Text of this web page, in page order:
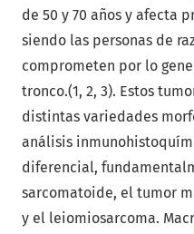
de 50 y 70 años y afecta
siendo las personas de
comprometen por lo
tronco.(1, 2, 3). Estos
distintas variedades
análisis
diferencial,
sarcomatoide, el tumor
y el leiomiosarcoma.